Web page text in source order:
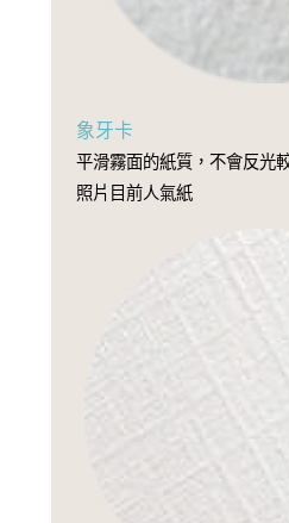
象牙卡
平滑霧面的紙質，不會反光
照片目前人氣紙